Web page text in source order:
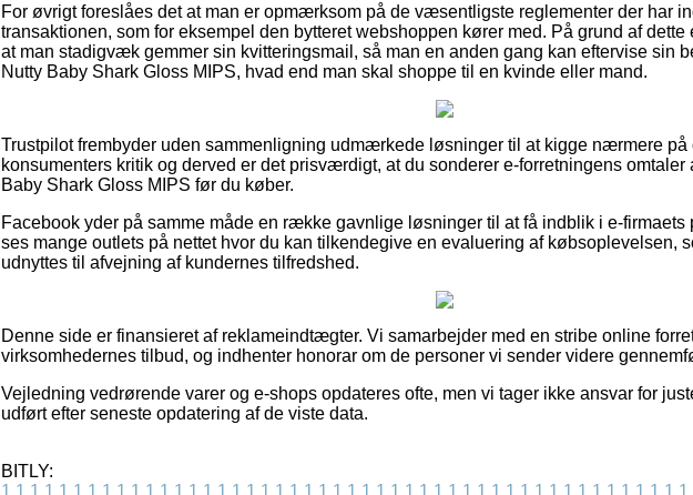
For øvrigt foreslåes det at man er opmærksom på de væsentligste reglementer der har
transaktionen, som for eksempel den bytteret webshoppen kører med. På grund af dette
at man stadigvæk gemmer sin kvitteringsmail, så man en anden gang kan eftervise sin
Nutty Baby Shark Gloss MIPS, hvad end man skal shoppe til en kvinde eller mand.
Trustpilot frembyder uden sammenligning udmærkede løsninger til at kigge nærmere på
konsumenters kritik og derved er det prisværdigt, at du sonderer e-forretningens omtaler
Baby Shark Gloss MIPS før du køber.
Facebook yder på samme måde en række gavnlige løsninger til at få indblik i e-
ses mange outlets på nettet hvor du kan tilkendegive en evaluering af købsoplevelsen,
udnyttes til afvejning af kundernes tilfredshed.
Denne side er finansieret af reklameindtægter. Vi samarbejder med en stribe online
virksomhedernes tilbud, og indhenter honorar om de personer vi sender videre
Vejledning vedrørende varer og e-shops opdateres ofte, men vi tager ikke ansvar for
udført efter seneste opdatering af de viste data.
BITLY:
1 1 1 1 1 1 1 1 1 1 1 1 1 1 1 1 1 1 1 1 1 1 1 1 1 1 1 1 1 1 1 1 1 1 1 1 1 1 1 1 1 1 1 1 1 1 1 1